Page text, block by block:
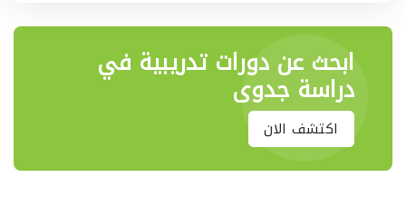
ابحث عن دورات تدريبية في
دراسة جدوى
اكتشف الان